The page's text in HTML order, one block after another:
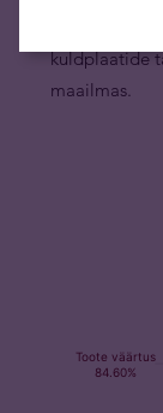
kuldplaatide
maailmas.